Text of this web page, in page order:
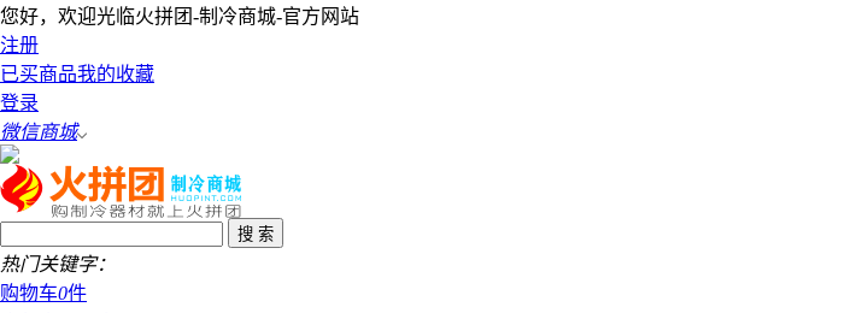
您好，欢迎光临火拼团-制冷商城-官方网站
注册
已买商品我的收藏
登录
微信商城
热门关键字：
购物车0件